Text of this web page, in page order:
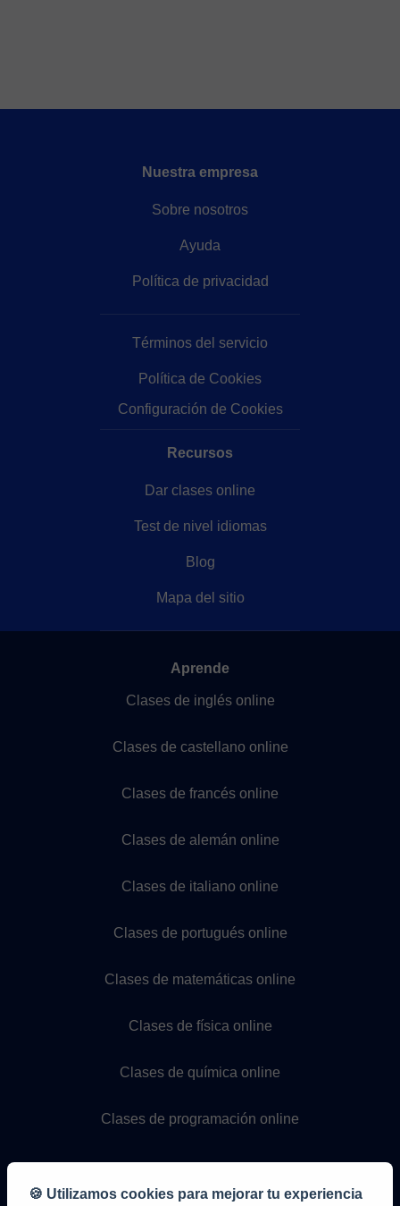
Nuestra empresa
Sobre nosotros
Ayuda
Política de privacidad
Términos del servicio
Política de Cookies
Configuración de Cookies
Recursos
Dar clases online
Test de nivel idiomas
Blog
Mapa del sitio
Aprende
Clases de inglés online
Clases de castellano online
Clases de francés online
Clases de alemán online
Clases de italiano online
Clases de portugués online
Clases de matemáticas online
Clases de física online
Clases de química online
Clases de programación online
🍪 Utilizamos cookies para mejorar tu experiencia